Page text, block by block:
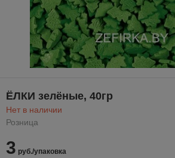
ЁЛКИ зелёные, 40гр
Нет в наличии
Розница
3 руб./упаковка